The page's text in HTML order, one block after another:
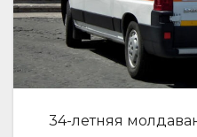
34-летняя